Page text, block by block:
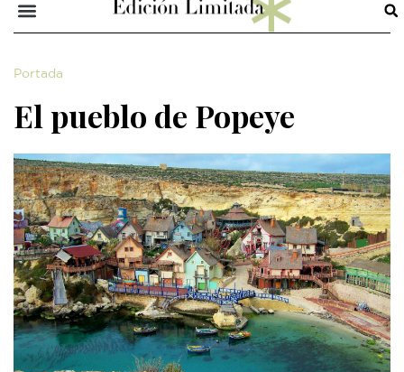
Portada
El pueblo de Popeye